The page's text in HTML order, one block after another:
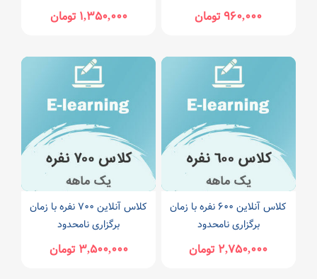
۹۶۰,۰۰۰ تومان ۱,۳۵۰,۰۰۰ تومان
کلاس آنلاین ۶۰۰ نفره با زمان
برگزاری نامحدود
۲,۷۵۰,۰۰۰ تومان
کلاس آنلاین ۷۰۰ نفره با زمان
برگزاری نامحدود
۳,۵۰۰,۰۰۰ تومان